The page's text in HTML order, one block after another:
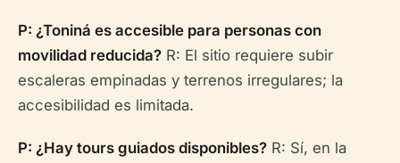
P: ¿Toniná es accesible para personas con
movilidad reducida? R: El sitio requiere subir
escaleras empinadas y terrenos irregulares; la
accesibilidad es limitada.
P: ¿Hay tours guiados disponibles? R: Sí, en la